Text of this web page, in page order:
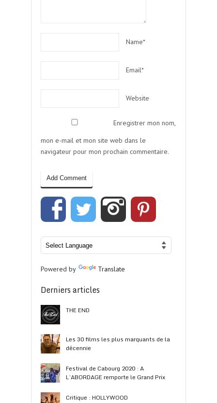
Name*
Email*
Website
Enregistrer mon nom,
mon e-mail et mon site web dans le
navigateur pour mon prochain commentaire.
Powered by Translate
Derniers articles
THE END
Les 30 films les plus marquants de la
décennie
Festival de Cabourg 2020 : A
L’ABORDAGE remporte le Grand Prix
Critique : HOLLYWOOD